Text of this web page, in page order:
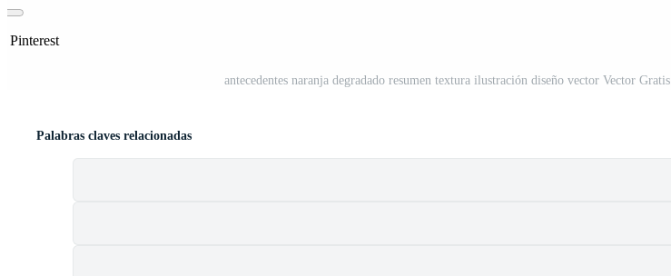
Pinterest
antecedentes naranja degradado resumen textura ilustración diseño vector Vector Gratis
Palabras claves relacionadas